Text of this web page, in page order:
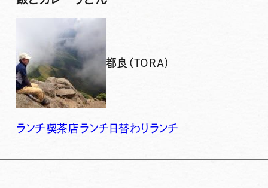
都良（TORA)
ランチ喫茶店ランチ 日替わりランチ